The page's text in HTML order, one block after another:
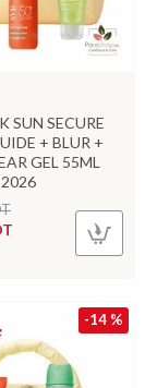
SUN SECURE
+ BLUR +
GEL 55ML
-14 %